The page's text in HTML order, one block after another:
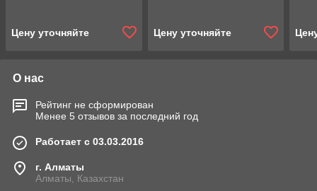
Цену уточняйте Цену уточняйте
О нас
Рейтинг не сформирован
Менее 5 отзывов за последний год
Работает с 03.03.2016
г. Алматы
Алматы, Казахстан